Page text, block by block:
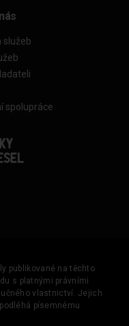
služeb
spolupráce
publikované na těchto
s platnými právními
vlastnictví. Jejich
písemnému